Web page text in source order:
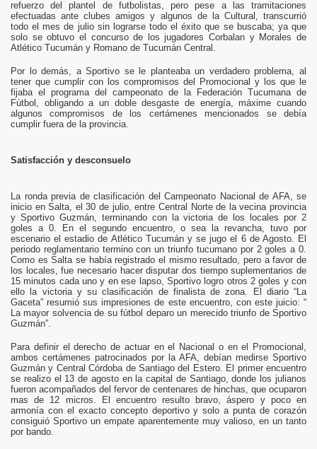
refuerzo del plantel de futbolistas, pero pese a las tramitaciones
efectuadas ante clubes amigos y algunos de la Cultural, transcurrió
todo el mes de julio sin lograrse todo el éxito que se buscaba; ya que
solo se obtuvo el concurso de los jugadores Corbalan y Morales de
Atlético Tucumán y Romano de Tucumán Central.
Por lo demás, a Sportivo se le planteaba un verdadero problema, al
tener que cumplir con los compromisos del Promocional y los que le
fijaba el programa del campeonato de la Federación Tucumana de
Fútbol, obligando a un doble desgaste de energía, máxime cuando
algunos compromisos de los certámenes mencionados se debía
cumplir fuera de la provincia.
Satisfacción y desconsuelo
La ronda previa de clasificación del Campeonato Nacional de AFA, se
inicio en Salta, el 30 de julio, entre Central Norte de la vecina provincia
y Sportivo Guzmán, terminando con la victoria de los locales por 2
goles a 0. En el segundo encuentro, o sea la revancha, tuvo por
escenario el estadio de Atlético Tucumán y se jugo el 6 de Agosto. El
periodo reglamentario termino con un triunfo tucumano por 2 goles a 0.
Como es Salta se había registrado el mismo resultado, pero a favor de
los locales, fue necesario hacer disputar dos tiempo suplementarios de
15 minutos cada uno y en ese lapso, Sportivo logro otros 2 goles y con
ello la victoria y su clasificación de finalista de zona. El diario “La
Gaceta” resumió sus impresiones de este encuentro, con este juicio: “
La mayor solvencia de su fútbol deparo un merecido triunfo de Sportivo
Guzmán”.
Para definir el derecho de actuar en el Nacional o en el Promocional,
ambos certámenes patrocinados por la AFA, debían medirse Sportivo
Guzmán y Central Córdoba de Santiago del Estero. El primer encuentro
se realizo el 13 de agosto en la capital de Santiago, donde los julianos
fueron acompañados del fervor de centenares de hinchas, que ocuparon
mas de 12 micros. El encuentro resulto bravo, áspero y poco en
armonía con el exacto concepto deportivo y solo a punta de corazón
consiguió Sportivo un empate aparentemente muy valioso, en un tanto
por bando.